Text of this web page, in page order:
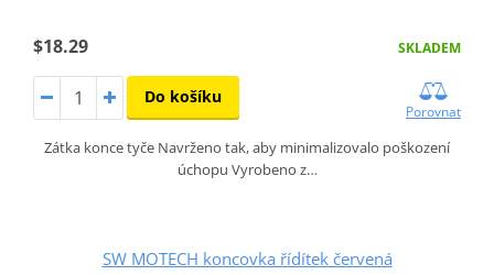
$18.29 SKLADEM
Do košíku
Porovnat
Zátka konce tyče Navrženo tak, aby minimalizovalo poškození
úchopu Vyrobeno z…
SW MOTECH koncovka řídítek červená